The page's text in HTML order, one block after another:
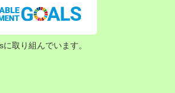
取り組んでいます。